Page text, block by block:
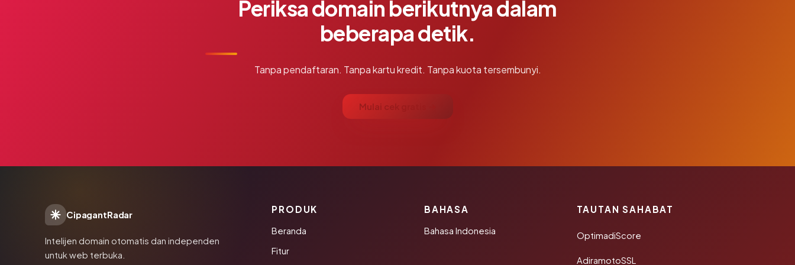
Periksa domain berikutnya dalam
beberapa detik.
Tanpa pendaftaran. Tanpa kartu kredit. Tanpa kuota tersembunyi.
Mulai cek gratis →
CipagantRadar
Intelijen domain otomatis dan independen
untuk web terbuka.
PRODUK
Beranda
Fitur
BAHASA
Bahasa Indonesia
TAUTAN SAHABAT
OptimadiScore
AdiramotoSSL